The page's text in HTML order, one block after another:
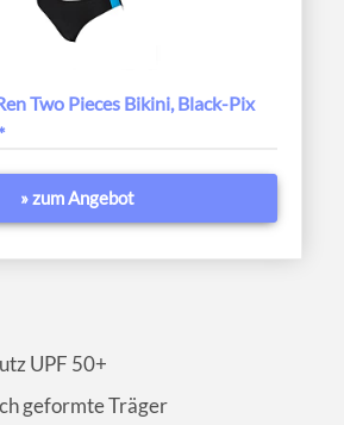
Two Pieces Bikini, Black-Pix
» zum Angebot
UPF 50+
geformte Träger